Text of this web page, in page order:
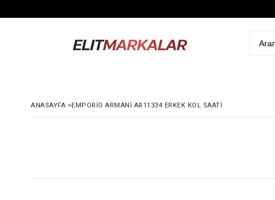
ANASAYFA >EMPORIO ARMANI AR11334 ERKEK KOL SAATI